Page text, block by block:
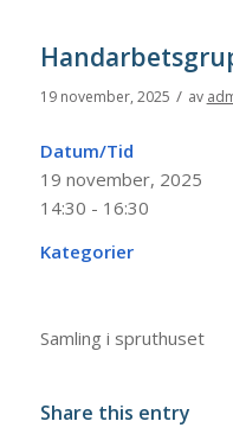
19 november, 2025 / av
Datum/Tid
19 november, 2025
14:30 - 16:30
Kategorier
Samling i spruthuset
Share this entry